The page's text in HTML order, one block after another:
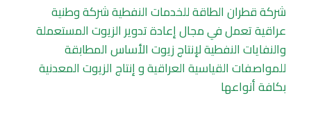
شركة قطران الطاقة للخدمات النفطية شركة وطنية
عراقية تعمل في مجال إعادة تدوير الزيوت المستعملة
والنفايات النفطية لإنتاج زيوت الأساس المطابقة
للمواصفات القياسية العراقية و إنتاج الزيوت المعدنية
بكافة أنواعها